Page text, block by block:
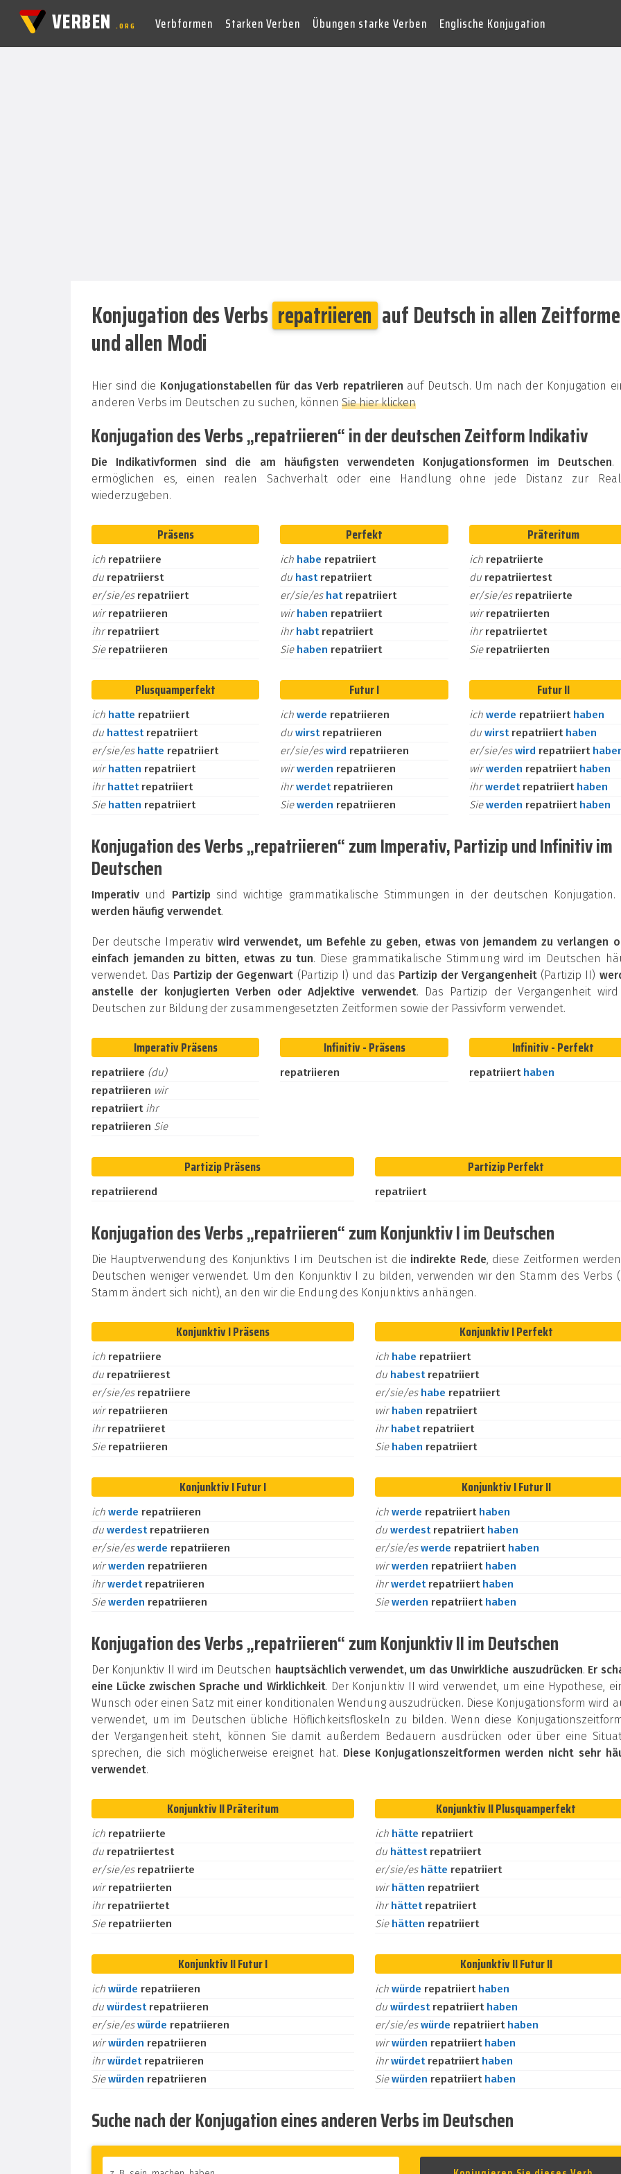
VERBEN.ORG Verbformen Starken Verben Übungen starke Verben Englische Konjugation
Konjugation des Verbs repatriieren auf Deutsch in allen
und allen Modi
Hier sind die Konjugationstabellen für das Verb repatriieren auf Deutsch. Um nach der Konjugation
anderen Verbs im Deutschen zu suchen, können Sie hier klicken
Konjugation des Verbs „repatriieren“ in der deutschen Zeitform Indikativ
Die Indikativformen sind die am häufigsten verwendeten Konjugationsformen im Deutschen.
ermöglichen es, einen realen Sachverhalt oder eine Handlung ohne jede Distanz zur
wiederzugeben.
Präsens
ich repatriiere
du repatriierst
er/sie/es repatriiert
wirrepatriieren
ihrrepatriiert
Sie repatriieren
Perfekt
ich habe repatriiert
du hast repatriiert
er/sie/es hat repatriiert
wirhaben repatriiert
ihrhabt repatriiert
Sie haben repatriiert
Präteritum
ich repatriierte
du repatriiertest
er/sie/es repatriierte
wirrepatriierten
ihrrepatriiertet
Sie repatriierten
Plusquamperfekt
ich hatte repatriiert
du hattest repatriiert
er/sie/es hatte repatriiert
wirhatten repatriiert
ihrhattet repatriiert
Sie hatten repatriiert
Futur I
ichwerde repatriieren
duwirst repatriieren
er/sie/eswird repatriieren
wirwerden repatriieren
ihrwerdet repatriieren
Siewerden repatriieren
Futur II
ich werde repatriiert haben
du wirst repatriiert haben
er/sie/eswird repatriiert
wirwerden repatriiert haben
ihrwerdet repatriiert haben
Siewerden repatriiert haben
Konjugation des Verbs „repatriieren“ zum Imperativ, Partizip und Infinitiv im
Deutschen
Imperativ und Partizipsind wichtige grammatikalische Stimmungen in der deutschen Konjugation.
werden häufig verwendet.
Der deutsche Imperativwird verwendet, um Befehle zu geben, etwas von jemandem zu verlangen
einfach jemanden zu bitten, etwas zu tun. Diese grammatikalische Stimmung wird im Deutschen
verwendet. Das Partizip der Gegenwart (Partizip I) und das Partizip der Vergangenheit (Partizip II)
anstelle der konjugierten Verben oder Adjektive verwendet. Das Partizip der Vergangenheit
Deutschen zur Bildung der zusammengesetzten Zeitformen sowie der Passivform verwendet.
Imperativ Präsens
repatriiere (du)
repatriieren wir
repatriiert ihr
repatriieren Sie
Infinitiv - Präsens
repatriieren
Infinitiv - Perfekt
repatriiert haben
Partizip Präsens
repatriierend
Partizip Perfekt
repatriiert
Konjugation des Verbs „repatriieren“ zum Konjunktiv I im Deutschen
Die Hauptverwendung des Konjunktivs I im Deutschen ist die indirekte Rede, diese Zeitformen
Deutschen weniger verwendet. Um den Konjunktiv I zu bilden, verwenden wir den Stamm des Verbs
Stamm ändert sich nicht), an den wir die Endung des Konjunktivs anhängen.
Konjunktiv I Präsens
ich repatriiere
du repatriierest
er/sie/es repatriiere
wirrepatriieren
ihrrepatriieret
Sie repatriieren
Konjunktiv I Perfekt
ich habe repatriiert
du habest repatriiert
er/sie/es habe repatriiert
wirhaben repatriiert
ihrhabet repatriiert
Sie haben repatriiert
Konjunktiv I Futur I
ich werde repatriieren
du werdest repatriieren
er/sie/eswerde repatriieren
wirwerden repatriieren
ihrwerdet repatriieren
Siewerden repatriieren
Konjunktiv I Futur II
ich werde repatriiert haben
du werdest repatriiert haben
er/sie/eswerde repatriiert haben
wirwerden repatriiert haben
ihrwerdet repatriiert haben
Siewerden repatriiert haben
Konjugation des Verbs „repatriieren“ zum Konjunktiv II im Deutschen
Der Konjunktiv II wird im Deutschen hauptsächlich verwendet, um das Unwirkliche auszudrücken. Er
eine Lücke zwischen Sprache und Wirklichkeit. Der Konjunktiv II wird verwendet, um eine Hypothese,
Wunsch oder einen Satz mit einer konditionalen Wendung auszudrücken. Diese Konjugationsform wird
verwendet, um im Deutschen übliche Höflichkeitsfloskeln zu bilden. Wenn diese
der Vergangenheit steht, können Sie damit außerdem Bedauern ausdrücken oder über eine
sprechen, die sich möglicherweise ereignet hat. Diese Konjugationszeitformen werden nicht sehr
verwendet.
Konjunktiv II Präteritum
ich repatriierte
du repatriiertest
er/sie/es repatriierte
wirrepatriierten
ihrrepatriiertet
Sie repatriierten
Konjunktiv II Plusquamperfekt
ich hätte repatriiert
du hättest repatriiert
er/sie/es hätte repatriiert
wirhätten repatriiert
ihrhättet repatriiert
Sie hätten repatriiert
Konjunktiv II Futur I
ich würde repatriieren
du würdest repatriieren
er/sie/eswürde repatriieren
wirwürden repatriieren
ihrwürdet repatriieren
Siewürden repatriieren
Konjunktiv II Futur II
ich würde repatriiert haben
du würdest repatriiert haben
er/sie/eswürde repatriiert haben
wirwürden repatriiert haben
ihrwürdet repatriiert haben
Siewürden repatriiert haben
Suche nach der Konjugation eines anderen Verbs im Deutschen